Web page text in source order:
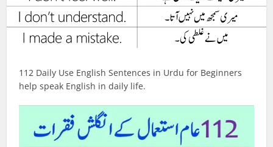
112 Daily Use English Sentences in Urdu for Beginners
help speak English in daily life.